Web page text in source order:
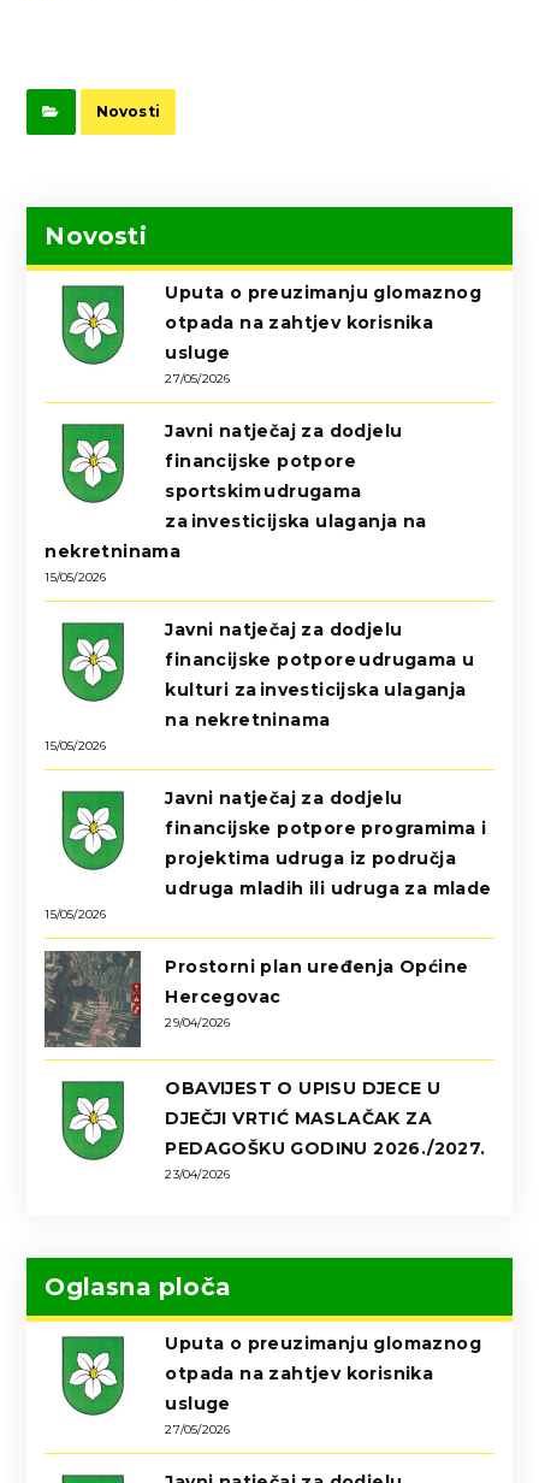
Novosti
Novosti
Uputa o preuzimanju glomaznog
otpada na zahtjev korisnika
usluge
27/05/2026
Javni natječaj za dodjelu
financijske potpore
sportskim udrugama
za investicijska ulaganja na
nekretninama
15/05/2026
Javni natječaj za dodjelu
financijske potpore udrugama u
kulturi za investicijska ulaganja
na nekretninama
15/05/2026
Javni natječaj za dodjelu
financijske potpore programima i
projektima udruga iz područja
udruga mladih ili udruga za mlade
15/05/2026
Prostorni plan uređenja Općine
Hercegovac
29/04/2026
OBAVIJEST O UPISU DJECE U
DJEČJI VRTIĆ MASLAČAK ZA
PEDAGOŠKU GODINU 2026./2027.
23/04/2026
Oglasna ploča
Uputa o preuzimanju glomaznog
otpada na zahtjev korisnika
usluge
27/05/2026